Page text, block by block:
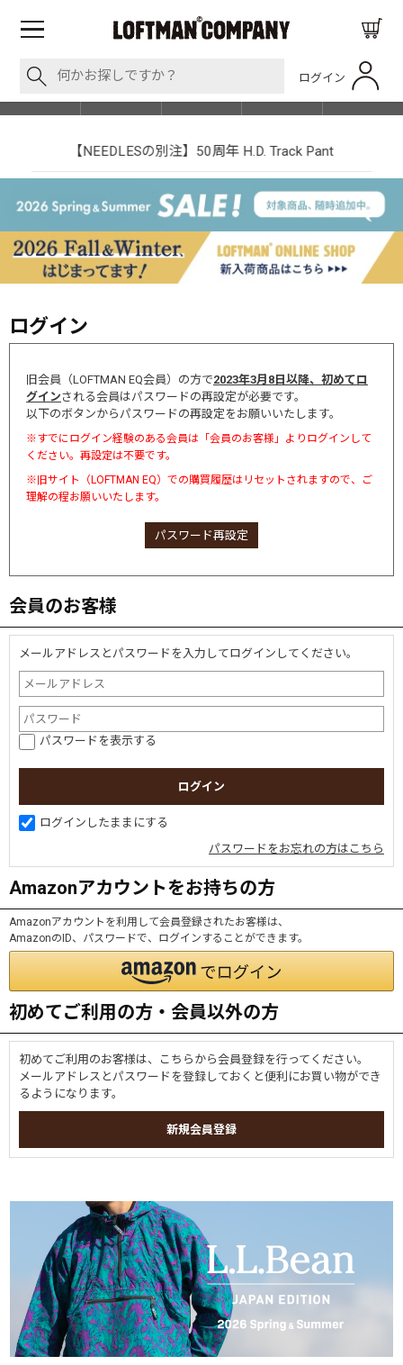
ログイン
SHOP LIST
【NEEDLESの別注】50周年 H.D. Track Pant
ログイン
旧会員（LOFTMAN EQ会員）の方で2023年3月8日以降、初めてロ
グインされる会員はパスワードの再設定が必要です。
以下のボタンからパスワードの再設定をお願いいたします。
※すでにログイン経験のある会員は「会員のお客様」よりログインして
ください。再設定は不要です。
※旧サイト（LOFTMAN EQ）での購買履歴はリセットされますので、ご
理解の程お願いいたします。
パスワード再設定
会員のお客様
メールアドレスとパスワードを入力してログインしてください。
パスワードを表示する
ログインしたままにする
パスワードをお忘れの方はこちら
Amazonアカウントをお持ちの方
Amazonアカウントを利用して会員登録されたお客様は、
AmazonのID、パスワードで、ログインすることができます。
初めてご利用の方・会員以外の方
初めてご利用のお客様は、こちらから会員登録を行ってください。
メールアドレスとパスワードを登録しておくと便利にお買い物ができ
るようになります。